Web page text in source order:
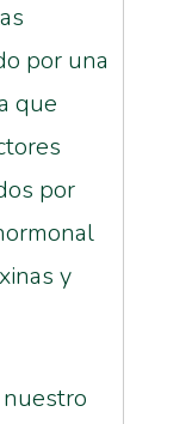
por una
que
por
y